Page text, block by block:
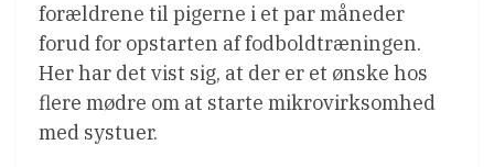
forældrene til pigerne i et par måneder
forud for opstarten af fodboldtræningen.
Her har det vist sig, at der er et ønske hos
flere mødre om at starte mikrovirksomhed
med systuer.